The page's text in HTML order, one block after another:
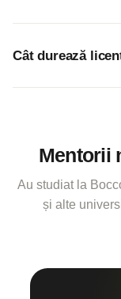
Cât durează
Mentorii
Au studiat la
și alte